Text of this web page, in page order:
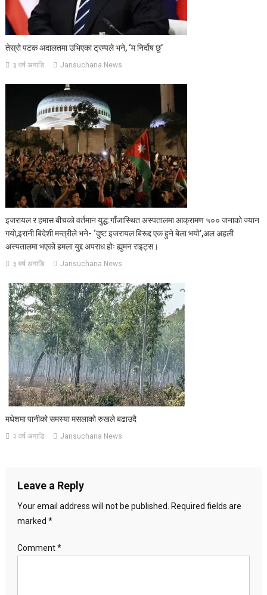
तेस्रो पटक अदालतमा उभिएका ट्रम्पले भने, ‘म निर्दोष छु’
३ वर्ष अगाडि Jansuchana News
इजरायल र हमास बीचको वर्तमान युद्ध:गाँजास्थित अस्पतालमा आक्रामण ५०० जनाको ज्यान
गयो,इरानी बिदेशी मन्त्रीले भने- ‘दुष्ट इजरायल बिरूद्द एक हुने बेला भयाे’,अल अहली
अस्पतालमा भएको हमला युद्द अपराध होः ह्युमन राइट्स।
३ वर्ष अगाडि Jansuchana News
मधेशमा पानीको समस्या मसलाको रुखले बढाउदै
२ वर्ष अगाडि Jansuchana News
Leave a Reply
Your email address will not be published.
Required fields are
marked *
Comment*